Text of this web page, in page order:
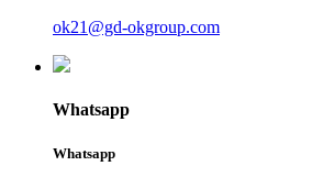
ok21@gd-okgroup.com
Whatsapp
Whatsapp